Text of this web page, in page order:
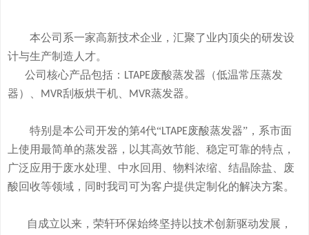
本公司系一家高新技术企业，汇聚了业内顶尖的研发设
计与生产制造人才。
公司核心产品包括： LTAPE废酸蒸发器 （低温常压蒸发
器）、
MVR刮板烘干机、 MVR蒸发器。
特别是本公司开发的第4代“LTAPE废酸蒸发器” ，系市面
上使用最简单的蒸发器， 以其高效节能、稳定可靠的特点，
广泛应用于废水处理、中水回用、物料浓缩、结晶除盐、废
酸回收等领域， 同时我司可为客户提供定制化的解决方案。
自成立以来，荣轩环保始终坚持以技术创新驱动发展，